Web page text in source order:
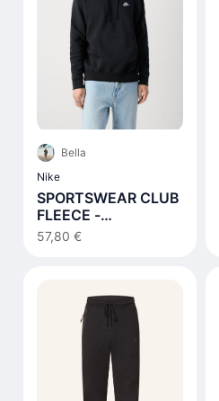
Bella
Nike
SPORTSWEAR CLUB
FLEECE -
Kapuzenpullover -
black/white
57,80 €